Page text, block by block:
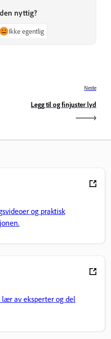
nyttig?
Ikke egentlig
Neste
Legg til og finjuster lyd
og praktisk
lær av eksperter og del